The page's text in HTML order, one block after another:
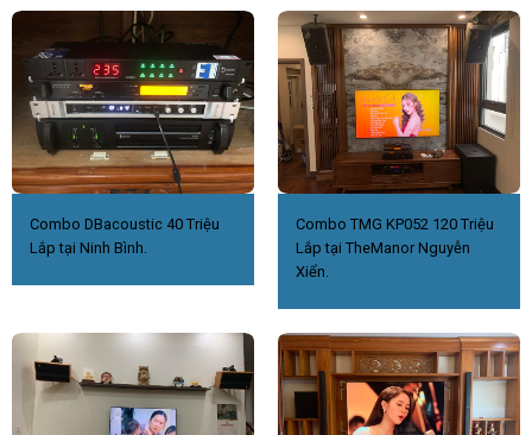
Combo DBacoustic 40 Triệu
Lắp tại Ninh Bình.
Combo TMG KP052 120 Triệu
Lắp tại TheManor Nguyễn
Xiển.